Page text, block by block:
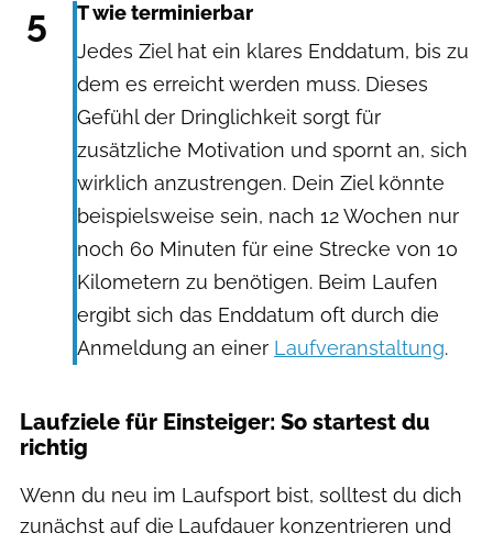
5
T wie terminierbar
Jedes Ziel hat ein klares Enddatum, bis zu
dem es erreicht werden muss. Dieses
Gefühl der Dringlichkeit sorgt für
zusätzliche Motivation und spornt an, sich
wirklich anzustrengen. Dein Ziel könnte
beispielsweise sein, nach 12 Wochen nur
noch 60 Minuten für eine Strecke von 10
Kilometern zu benötigen. Beim Laufen
ergibt sich das Enddatum oft durch die
Anmeldung an einer Laufveranstaltung.
Laufziele für Einsteiger: So startest du
richtig
Wenn du neu im Laufsport bist, solltest du dich
zunächst auf die Laufdauer konzentrieren und